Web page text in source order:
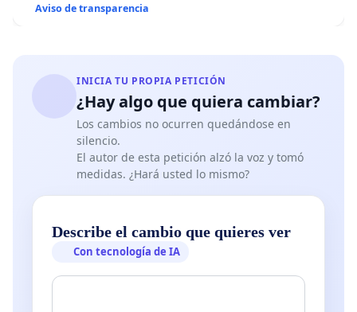
Aviso de transparencia
INICIA TU PROPIA PETICIÓN
¿Hay algo que quiera cambiar?
Los cambios no ocurren quedándose en
silencio.
El autor de esta petición alzó la voz y tomó
medidas. ¿Hará usted lo mismo?
Describe el cambio que quieres ver
Con tecnología de IA